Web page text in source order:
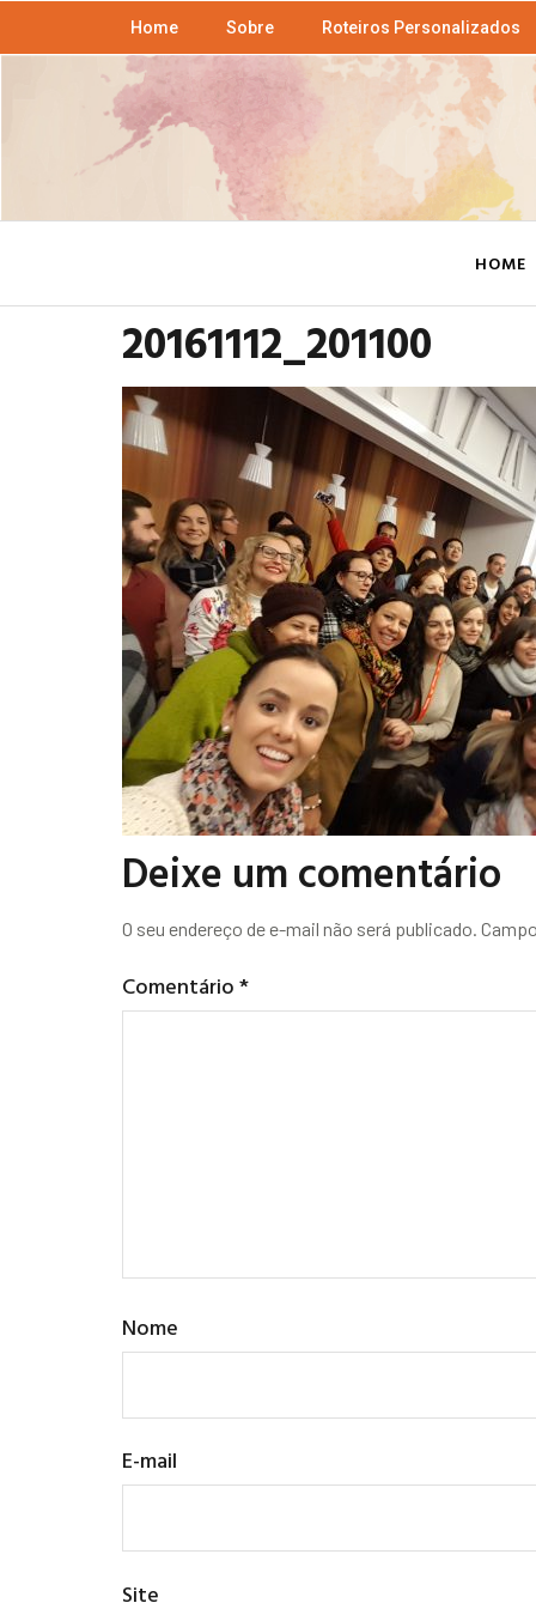
Home Sobre Roteiros Personalizados
HOME
20161112_201100
Deixe um comentário
O seu endereço de e-mail não será publicado.
Comentário*
Nome
E-mail
Site